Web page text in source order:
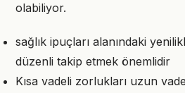
olabiliyor.
sağlık ipuçları alanındaki
düzenli takip etmek önemlidir
Kısa vadeli zorlukları uzun